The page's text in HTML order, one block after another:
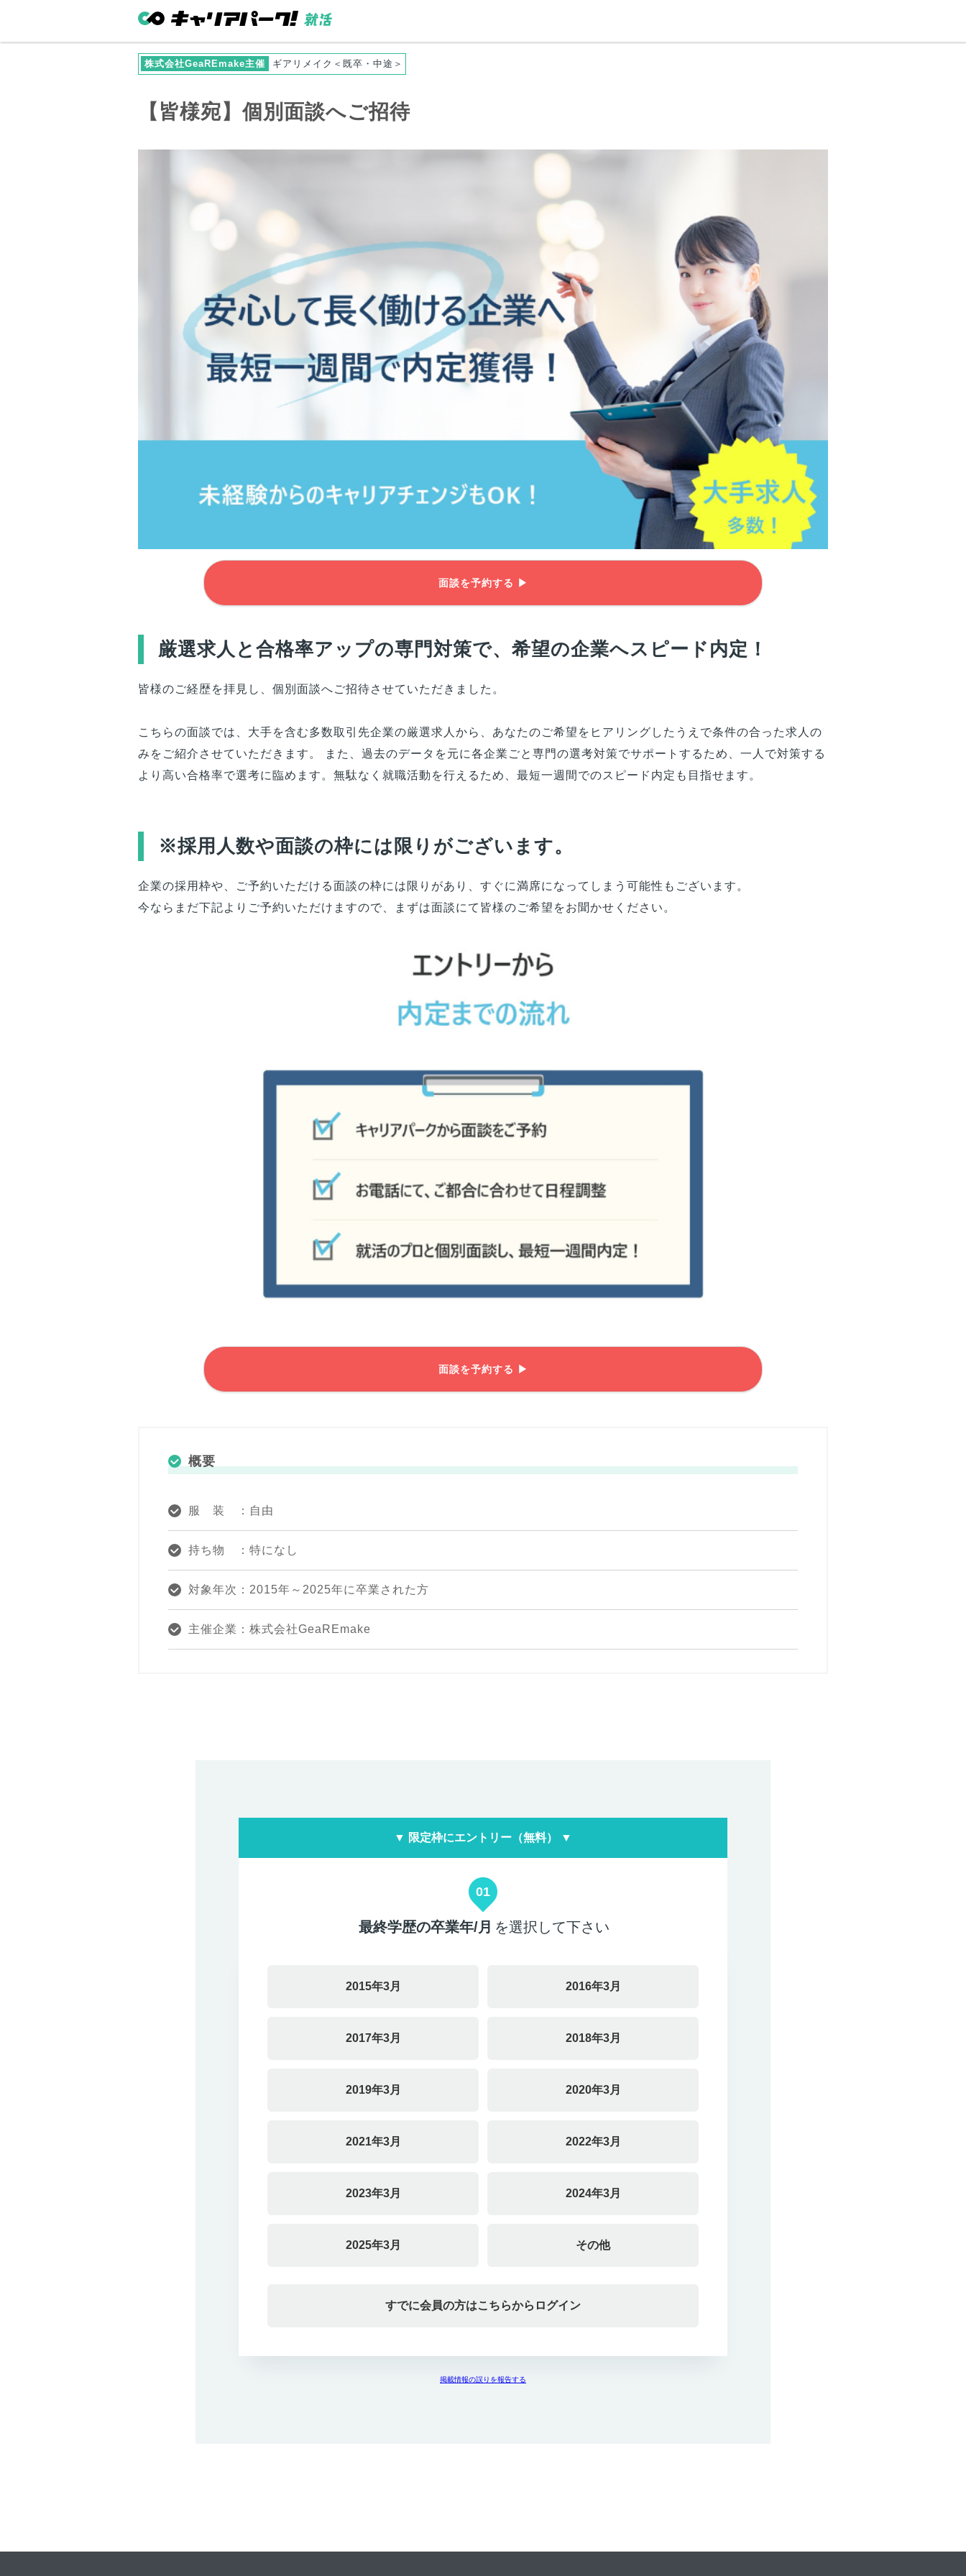
株式会社GeaREmake主催 ギアリメイク＜既卒・中途＞
【 皆様宛】個別面談へご招待
面談を予約する ▶
厳選求人と合格率アップの専門対策で、希望の企業へスピード内定！
皆様のご経歴を拝見し、個別面談へご招待させていただきました。
こちらの面談では、大手を含む多数取引先企業の厳選求人から、 あなたのご希望をヒアリングしたうえで条件の合った求人の
みをご紹介させていただきます。 また、過去のデータを元に各企業ごと専門の選考対策でサポートするため、一人で対策する
より高い合格率で選考に臨めます。無駄なく就職活動を行えるため、最短一週間でのスピード内定も目指せます。
※採用人数や面談の枠には限りがございます。
企業の採用枠や、ご予約いただける面談の枠には限りがあり、すぐに満席になってしまう可能性もございます。
今ならまだ下記よりご予約いただけますので、まずは面談にて 皆様のご希望をお聞かせください。
面談を予約する ▶
概要
服 装 ：自由
持ち物 ：特になし
対象年次：2015年～2025年に卒業された方
主催企業：株式会社GeaREmake
▼ 限定枠にエントリー（無料） ▼
01
最終学歴の卒業年/月 を選択して下さい
2015年3月 2016年3月
2017年3月 2018年3月
2019年3月 2020年3月
2021年3月 2022年3月
2023年3月 2024年3月
2025年3月 その他
すでに会員の方はこちらからログイン
掲載情報の誤りを報告する